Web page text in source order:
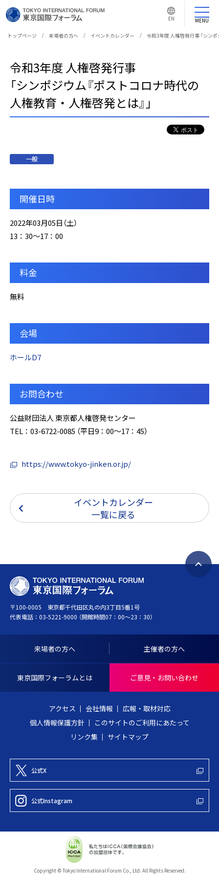
言
語
切
え
ボ
EN MENU
トップページ 来場者の方へ イベントカレンダー 令和3年度 人権啓発行事 「シン
令和3年度 人権啓発行事
「シンポジウム『ポストコロナ時代の
人権教育・人権啓発とは』」
一般
開催日時
2022年03月05日（土）
13：30～17：00
料金
無料
会場
ホールD7
お問合わせ
公益財団法人 東京都人権啓発センター
TEL：03-6722-0085 （平日9：00～17：45）
https://www.tokyo-jinken.or.jp/
イベントカレンダー
一覧に戻る
ペ
プ
戻
る
T
O
K
Y
O
N
N
O
〒100-0005 東京都千代田区丸の内3丁目5番1号
代表電話： 03-5221-9000 （開館時間07：00～23：30）
来場者の方へ 主催者の方へ
東京国際フォーラムとは ご意見・お問い合わせ
アクセス 会社情報
広報・取材対応
個人情報保護方針
このサイトのご利用にあたって
リンク集
サイトマップ
公式X
公式Instagram
Copyright © Tokyo International Forum Co., Ltd. All Rights Reserved.